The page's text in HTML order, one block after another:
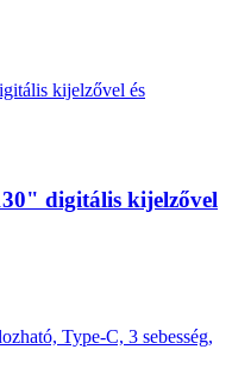
digitális kijelzővel